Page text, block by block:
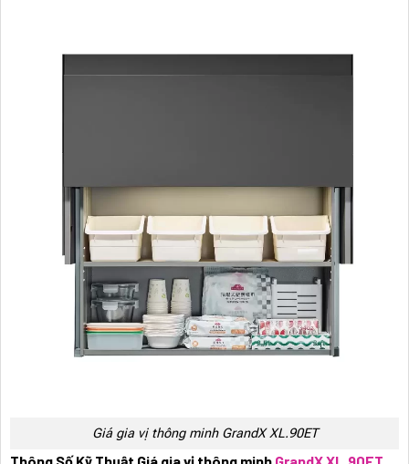
Giá gia vị thông minh GrandX XL.90ET